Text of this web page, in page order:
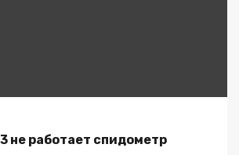
не работает спидометр